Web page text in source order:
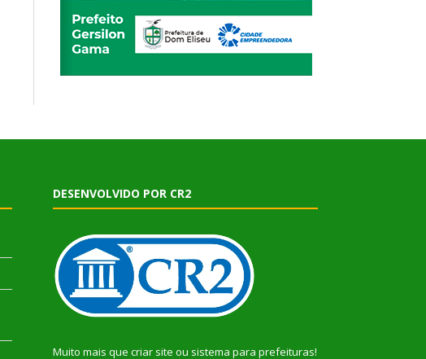
DESENVOLVIDO POR CR2
Muito mais que criar site ou sistema para prefeituras!